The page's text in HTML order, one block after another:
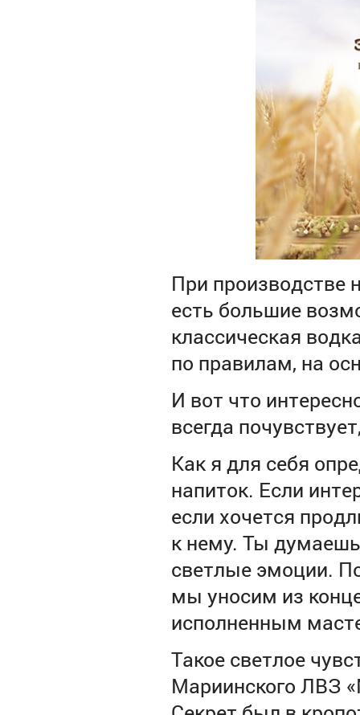
При производстве
есть большие
классическая
по правилам, на
И вот что
всегда
Как я для себя
напиток. Если
если хочется
к нему. Ты
светлые эмоции.
мы уносим из
исполненным
Такое светлое
Мариинского ЛВЗ